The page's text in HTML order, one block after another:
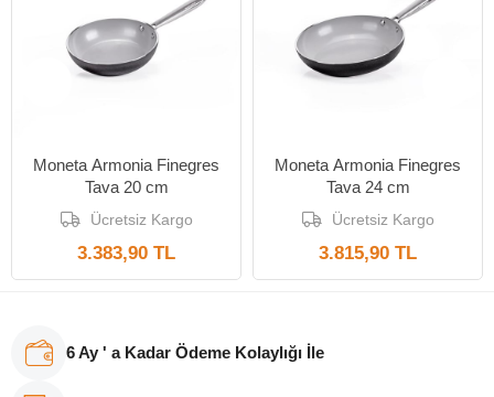
Moneta Armonia Finegres
Tava 20 cm
Ücretsiz Kargo
3.383,90 TL
Moneta Armonia Finegres
Tava 24 cm
Ücretsiz Kargo
3.815,90 TL
6 Ay ' a Kadar Ödeme Kolaylığı İle